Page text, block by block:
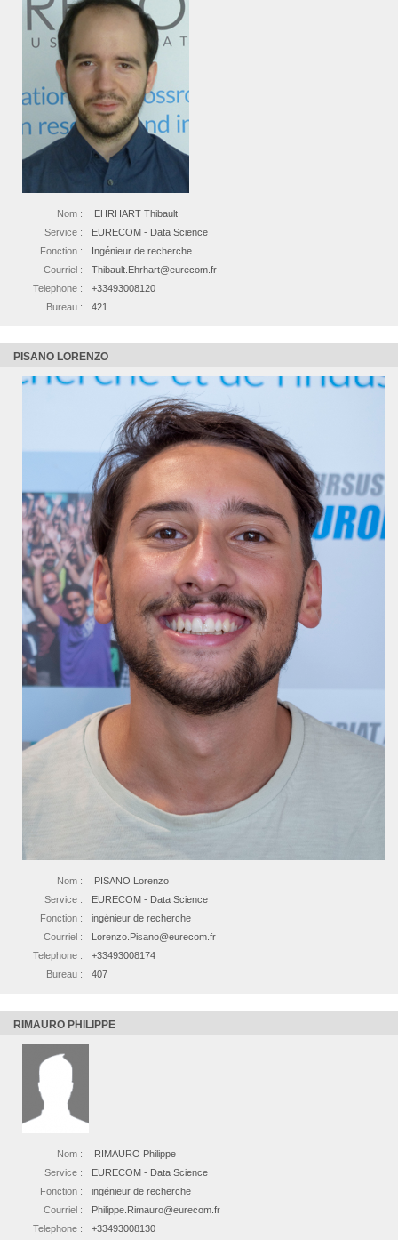
Nom :
EHRHART Thibault
Service :
EURECOM - Data Science
Fonction :
Ingénieur de recherche
Courriel :
Thibault.Ehrhart@eurecom.fr
Telephone :
+33493008120
Bureau :
421
PISANO LORENZO
Nom :
PISANO Lorenzo
Service :
EURECOM - Data Science
Fonction :
ingénieur de recherche
Courriel :
Lorenzo.Pisano@eurecom.fr
Telephone :
+33493008174
Bureau :
407
RIMAURO PHILIPPE
Nom :
RIMAURO Philippe
Service :
EURECOM - Data Science
Fonction :
ingénieur de recherche
Courriel :
Philippe.Rimauro@eurecom.fr
Telephone :
+33493008130